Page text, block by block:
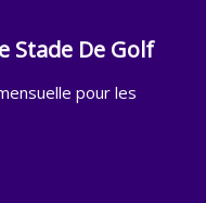
Stade De Golf
pour les